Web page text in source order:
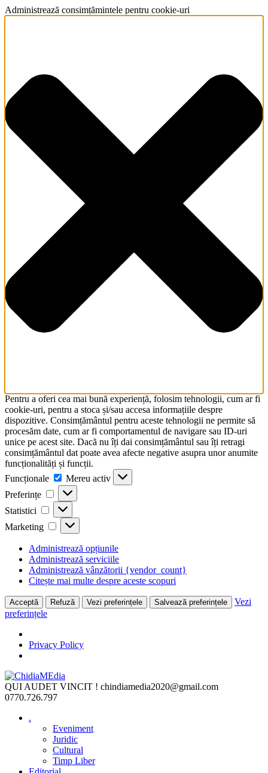
Administrează consimțămintele pentru cookie-uri
Pentru a oferi cea mai bună experiență, folosim tehnologii, cum ar fi
cookie-uri, pentru a stoca și/sau accesa informațiile despre
dispozitive. Consimțământul pentru aceste tehnologii ne permite să
procesăm date, cum ar fi comportamentul de navigare sau ID-uri
unice pe acest site. Dacă nu îți dai consimțământul sau îți retragi
consimțământul dat poate avea afecte negative asupra unor anumite
funcționalități și funcții.
Funcționale
Funcționale
Mereu activ
Preferințe
Preferințe
Statistici Statistici
Marketing Marketing
Administrează opțiunile
Administrează serviciile
Administrează vânzătorii {vendor_count}
Citește mai multe despre aceste scopuri
Acceptă Refuză Vezi preferințele Salvează preferințele
Vezi
preferințele
Privacy Policy
Skip
to
content
QUI AUDET VINCIT ! chindiamedia2020@gmail.com
0770.726.797
.
Eveniment
Juridic
Cultural
Timp Liber